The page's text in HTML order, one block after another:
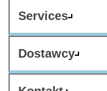
Services
Dostawcy